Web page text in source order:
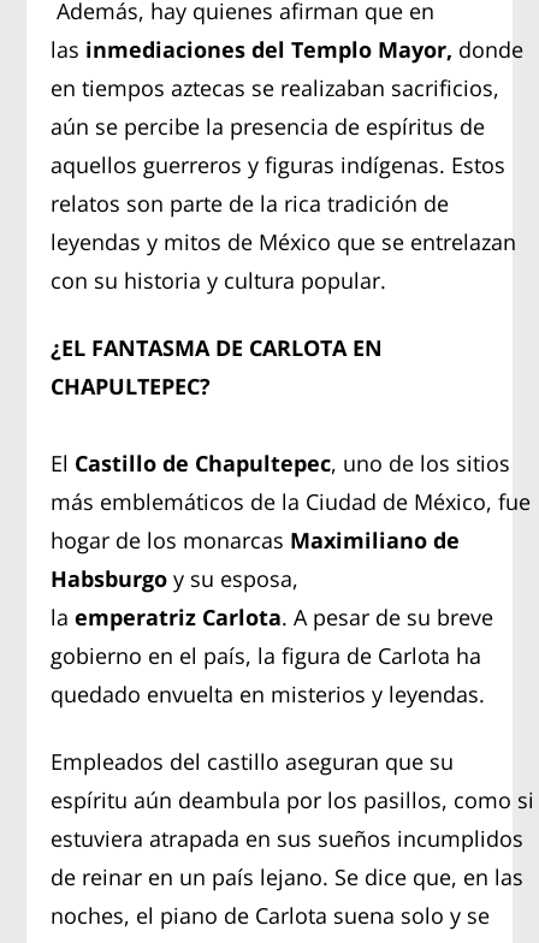
Además, hay quienes afirman que en
las inmediaciones del Templo Mayor, donde
en tiempos aztecas se realizaban sacrificios,
aún se percibe la presencia de espíritus de
aquellos guerreros y figuras indígenas. Estos
relatos son parte de la rica tradición de
leyendas y mitos de México que se entrelazan
con su historia y cultura popular.
¿EL FANTASMA DE CARLOTA EN
CHAPULTEPEC?
El Castillo de Chapultepec, uno de los sitios
más emblemáticos de la Ciudad de México, fue
hogar de los monarcas Maximiliano de
Habsburgoy su esposa,
la emperatriz Carlota. A pesar de su breve
gobierno en el país, la figura de Carlota ha
quedado envuelta en misterios y leyendas.
Empleados del castillo aseguran que su
espíritu aún deambula por los pasillos, como si
estuviera atrapada en sus sueños incumplidos
de reinar en un país lejano. Se dice que, en las
noches, el piano de Carlota suena solo y se